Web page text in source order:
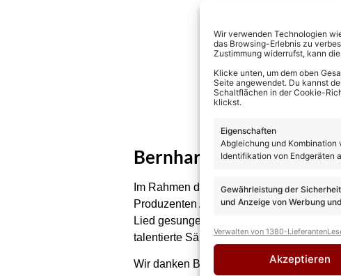
Wir verwenden Technologien
das Browsing-Erlebnis zu
Zustimmung widerrufst, kann
Klicke unten, um dem oben
Seite angewendet. Du kannst
Schaltflächen in der Cookie-
klickst.
Eigenschaften
Abgleichung und Kombination
Identifikation von Endgeräten
Gewährleistung der
und Anzeige von Werbung
Verwalten von 1380-Lieferanten
Akzeptieren
Bernhard Brink: SO kam
Im Rahmen des exklusiven Interviews
Produzenten Armin Pertl zustande
Lied gesungen und dann fanden wir es
talentierte Sängerin.
Wir danken Bernhard für die Zeit und das